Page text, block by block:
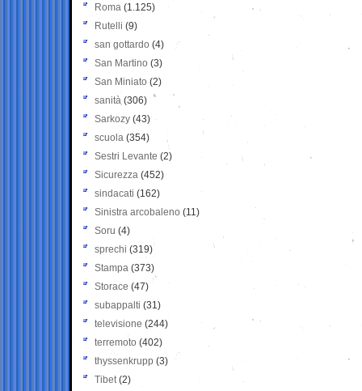
Roma (1.125)
Rutelli (9)
san gottardo (4)
San Martino (3)
San Miniato (2)
sanità (306)
Sarkozy (43)
scuola (354)
Sestri Levante (2)
Sicurezza (452)
sindacati (162)
Sinistra arcobaleno (11)
Soru (4)
sprechi (319)
Stampa (373)
Storace (47)
subappalti (31)
televisione(244)
terremoto (402)
thyssenkrupp (3)
Tibet(2)